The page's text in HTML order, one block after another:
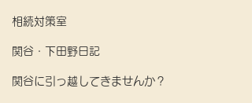
相続対策室
関谷・下田野日記
関谷に引っ越してきませんか？